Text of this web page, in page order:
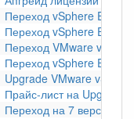
Переход vSphere
Переход vSphere
Переход VMware
Переход vSphere
Upgrade VMware vSAN
Прайс-лист на Upgrade
Переход на 7 версию